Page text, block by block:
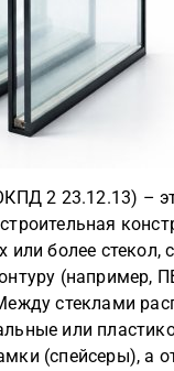
2 23.12.13) –
или более стекол,
(например,
стеклами
или
(спейсеры), а